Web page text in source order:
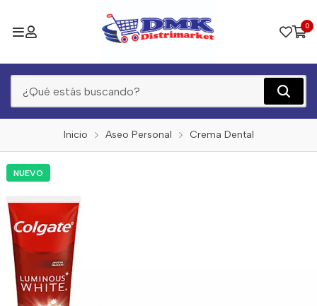
0
Inicio Aseo Personal Crema Dental
NUEVO